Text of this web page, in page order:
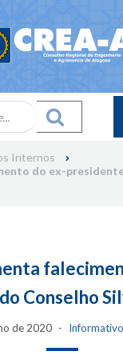
Internos
do ex-
Conselho
de 2020